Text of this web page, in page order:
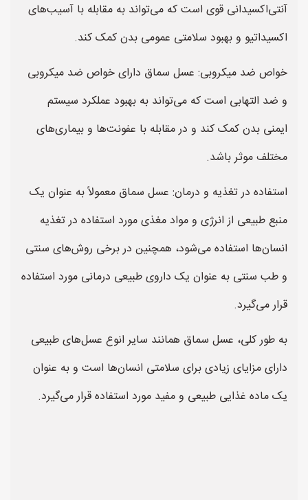
آنتی‌اکسیدانی قوی است که می‌تواند به مقابله با آسیب‌های
اکسیداتیو و بهبود سلامتی عمومی بدن کمک کند.
خواص ضد میکروبی: عسل سماق دارای خواص ضد میکروبی
و ضد التهابی است که می‌تواند به بهبود عملکرد سیستم
ایمنی بدن کمک کند و در مقابله با عفونت‌ها و بیماری‌های
مختلف موثر باشد.
استفاده در تغذیه و درمان: عسل سماق معمولاً به عنوان یک
منبع طبیعی از انرژی و مواد مغذی مورد استفاده در تغذیه
انسان‌ها استفاده می‌شود، همچنین در برخی روش‌های سنتی
و طب سنتی به عنوان یک داروی طبیعی درمانی مورد استفاده
قرار می‌گیرد.
به طور کلی، عسل سماق همانند سایر انوع عسل‌های طبیعی
دارای مزایای زیادی برای سلامتی انسان‌ها است و به عنوان
یک ماده غذایی طبیعی و مفید مورد استفاده قرار می‌گیرد.